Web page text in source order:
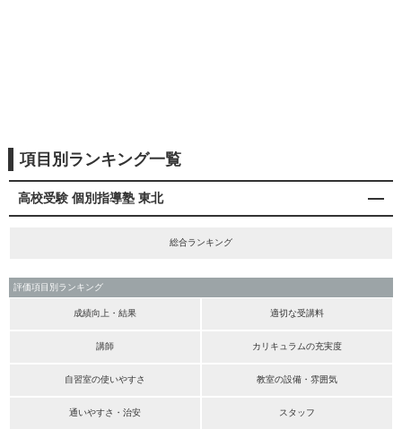
項目別ランキング一覧
高校受験 個別指導塾 東北
総合ランキング
評価項目別ランキング
成績向上・結果 適切な受講料
講師 カリキュラムの充実度
自習室の使いやすさ 教室の設備・雰囲気
通いやすさ・治安 スタッフ